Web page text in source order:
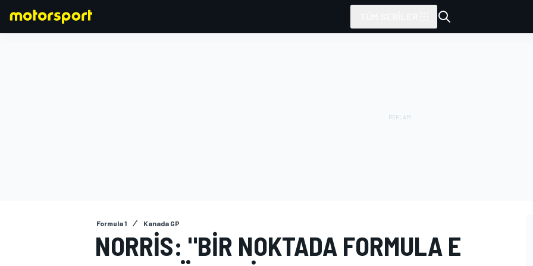
Formula 1 Kanada GP
NORRIS: "BIR NOKTADA FORMULA E